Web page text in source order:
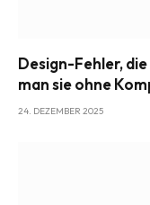
Design-Fehler,
man sie ohne
24. DEZEMBER 2025